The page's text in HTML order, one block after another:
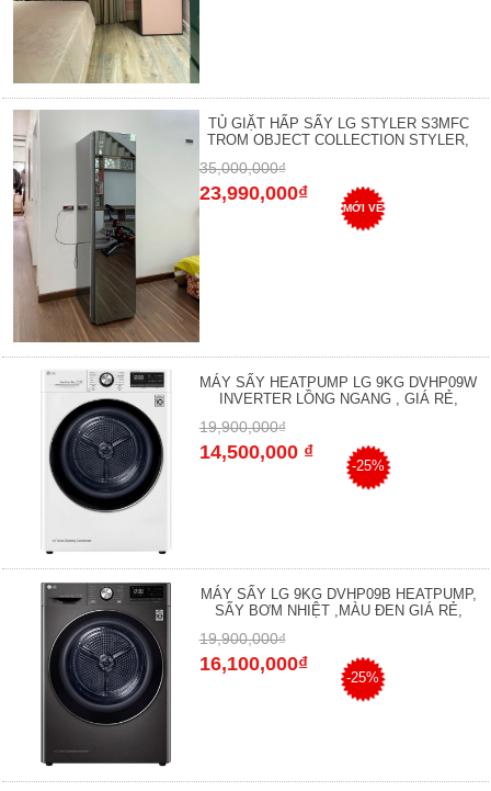
TỦ GIẶT HẤP SẤY LG STYLER S3MFC
TROM OBJECT COLLECTION STYLER,
35,000,000₫
23,990,000₫
MỚI VỀ
MÁY SẤY HEATPUMP LG 9KG DVHP09W
INVERTER LỒNG NGANG , GIÁ RẺ,
19,900,000₫
14,500,000 ₫
-25%
MÁY SẤY LG 9KG DVHP09B HEATPUMP,
SẤY BƠM NHIỆT ,MÀU ĐEN GIÁ RẺ,
19,900,000₫
16,100,000₫
-25%